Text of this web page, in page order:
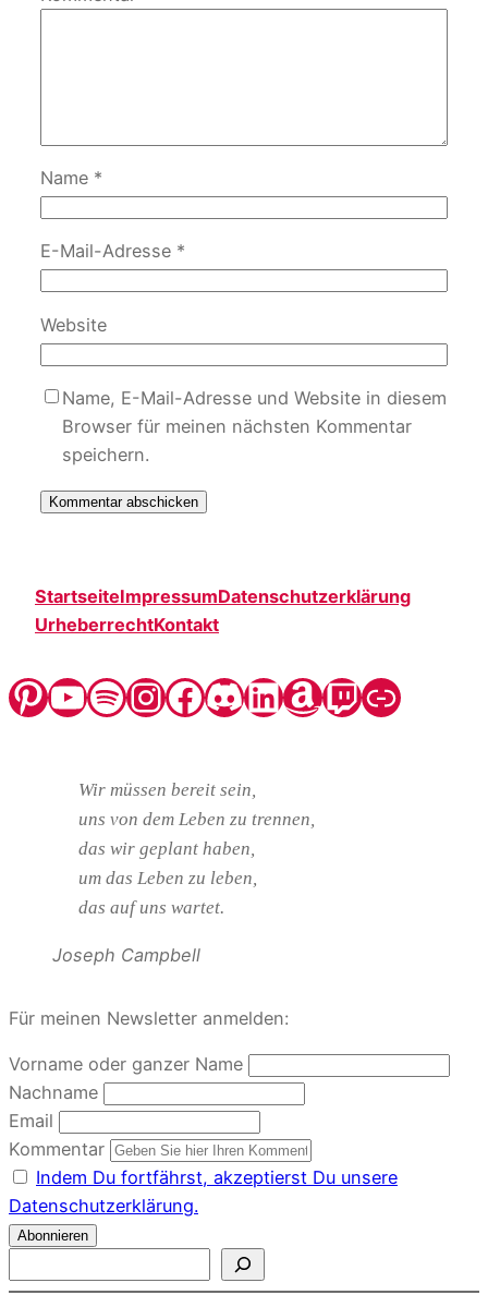
Name *
E-Mail-Adresse *
Website
Name, E-Mail-Adresse und Website in diesem
Browser für meinen nächsten Kommentar
speichern.
StartseiteImpressumDatenschutzerklärung
UrheberrechtKontakt
Pinterest YouTube Spotify InstagramFacebook Discord LinkedIn Amazon Twitch Steady
Wir müssen bereit sein,
uns von dem Leben zu trennen,
das wir geplant haben,
um das Leben zu leben,
das auf uns wartet.
Joseph Campbell
Für meinen Newsletter anmelden:
Vorname oder ganzer Name
Nachname
Email
Kommentar
Indem Du fortfährst, akzeptierst Du unsere
Datenschutzerklärung.
u